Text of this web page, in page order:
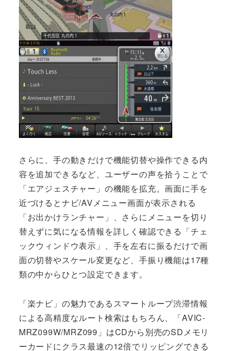
さらに、手の動きだけで機能切替や操作できる内
容を追加できるなど、ユーザーの声を拾うことで
「エアジェスチャー」の機能を拡充。画面に手を
近づけるとナビ/AVメニュー画面が表示される
「お出かけランチャー」、さらにメニューを切り
替えずに気になる情報を詳しく確認できる「チェ
ックウィンドウ表示」、手を左右に振るだけで画
面の切替やスケール変更など、手振り機能は17種
類の中からひとつ設定できます。
「楽ナビ」の魅力であるスマートループ渋滞情報
による高精度なルート検索はもちろん、「AVIC-
MRZ099W/MRZ099」はCDから別売のSDメモリ
ーカードにクラス最速の12倍でリッピングできる